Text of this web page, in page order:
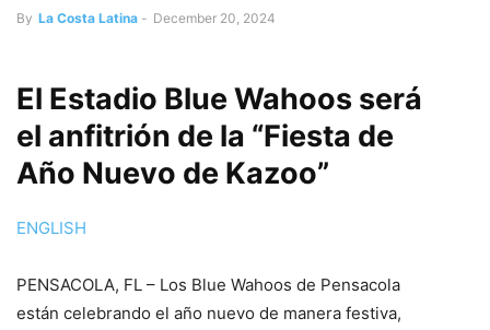
By La Costa Latina - December 20, 2024
El Estadio Blue Wahoos será
el anfitrión de la “Fiesta de
Año Nuevo de Kazoo”
ENGLISH
PENSACOLA, FL – Los Blue Wahoos de Pensacola
están celebrando el año nuevo de manera festiva,